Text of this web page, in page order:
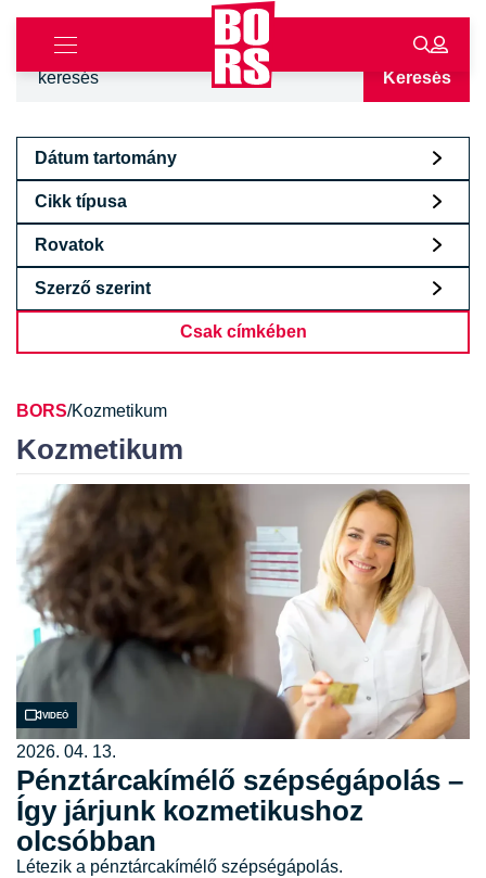
Keresés
Dátum tartomány
Cikk típusa
Rovatok
Szerző szerint
Csak címkében
BORS/Kozmetikum
Kozmetikum
Videó
2026. 04. 13.
Pénztárcakímélő szépségápolás –
Így járjunk kozmetikushoz
olcsóbban
Létezik a pénztárcakímélő szépségápolás.